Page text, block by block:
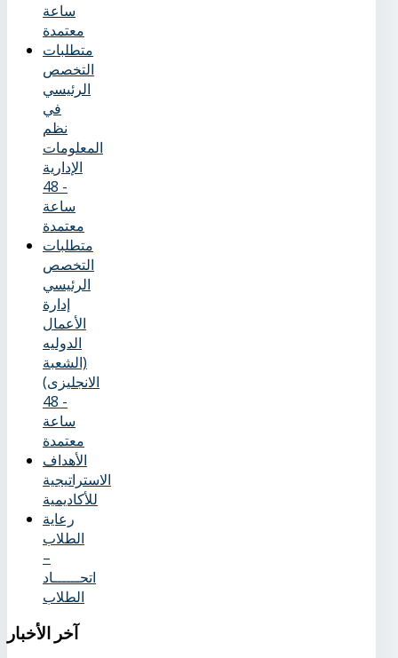
ساعة
معتمدة
متطلبات
التخصص
الرئيسي
في
نظم
المعلومات
الإدارية
- 48
ساعة
معتمدة
متطلبات
التخصص
الرئيسي
إدارة
الأعمال
الدوليه
(الشعبة
الانجليزى)
- 48
ساعة
معتمدة
الأهداف
الاستراتيجية
للأكاديمية
رعاية
الطلاب
–
اتحــــــاد
الطلاب
آخر
الأخبار